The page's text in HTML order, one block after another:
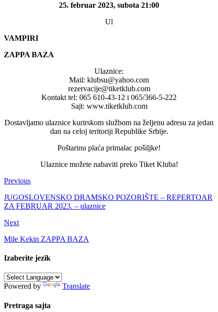
25. februar 2023, subota 21:00
Ul
VAMPIRI
ZAPPA BAZA
Ulaznice:
Mail: klubsu@yahoo.com
rezervacije@tiketklub.com
Kontakt tel: 065 610-43-12 i 065/366-5-222
Sajt: www.tiketklub.com
Dostavljamo ulaznice kurirskom službom na željenu adresu za jedan
dan na celoj teritoriji Republike Srbije.
Poštarinu plaća primalac pošiljke!
Ulaznice možete nabaviti preko Tiket Kluba!
Previous
JUGOSLOVENSKO DRAMSKO POZORIŠTE – REPERTOAR
ZA FEBRUAR 2023. – ulaznice
Next
Mile Kekin ZAPPA BAZA
Izaberite jezik
Powered by Translate
Pretraga sajta